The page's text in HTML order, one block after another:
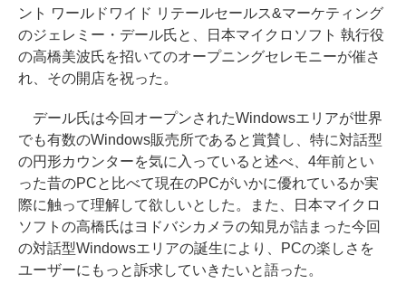
ント ワールドワイド リテールセールス&マーケティング
のジェレミー・デール氏と、日本マイクロソフト 執行役
の高橋美波氏を招いてのオープニングセレモニーが催さ
れ、その開店を祝った。
デール氏は今回オープンされたWindowsエリアが世界
でも有数のWindows販売所であると賞賛し、特に対話型
の円形カウンターを気に入っていると述べ、4年前とい
った昔のPCと比べて現在のPCがいかに優れているか実
際に触って理解して欲しいとした。また、日本マイクロ
ソフトの高橋氏はヨドバシカメラの知見が詰まった今回
の対話型Windowsエリアの誕生により、PCの楽しさを
ユーザーにもっと訴求していきたいと語った。